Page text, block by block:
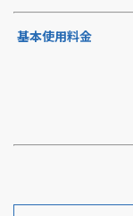
基本使用料金